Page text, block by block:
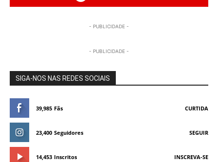
- PUBLICIDADE -
- PUBLICIDADE -
SIGA-NOS NAS REDES SOCIAIS
39,985 Fãs CURTIDA
23,400 Seguidores SEGUIR
14,453 Inscritos INSCREVA-SE